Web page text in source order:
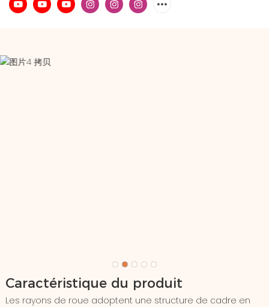
Caractéristique du produit
Les rayons de roue adoptent une structure de cadre en